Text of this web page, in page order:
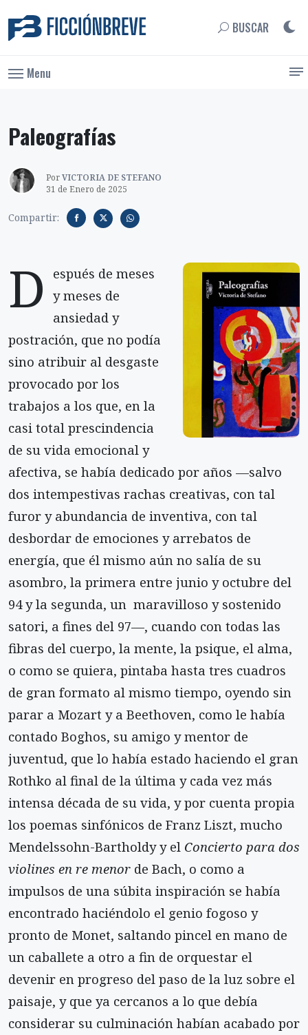
BUSCAR
Menu
Paleografías
PorVICTORIA DE STEFANO
31 de Enero de 2025
Compartir:
D
espués de meses
y meses de
ansiedad y
postración, que no podía
sino atribuir al desgaste
provocado por los
trabajos a los que, en la
casi total prescindencia
de su vida emocional y
afectiva, se había dedicado por años —salvo
dos intempestivas rachas creativas, con tal
furor y abundancia de inventiva, con tal
desbordar de emociones y arrebatos de
energía, que él mismo aún no salía de su
asombro, la primera entre junio y octubre del
94 y la segunda, un maravilloso y sostenido
satori, a fines del 97—, cuando con todas las
fibras del cuerpo, la mente, la psique, el alma,
o como se quiera, pintaba hasta tres cuadros
de gran formato al mismo tiempo, oyendo sin
parar a Mozart y a Beethoven, como le había
contado Boghos, su amigo y mentor de
juventud, que lo había estado haciendo el gran
Rothko al final de la última y cada vez más
intensa década de su vida, y por cuenta propia
los poemas sinfónicos de Franz Liszt, mucho
Mendelssohn-Bartholdy y el Concierto para dos
violines en re menor de Bach, o como a
impulsos de una súbita inspiración se había
encontrado haciéndolo el genio fogoso y
pronto de Monet, saltando pincel en mano de
un caballete a otro a fin de orquestar el
devenir en progreso del paso de la luz sobre el
paisaje, y que ya cercanos a lo que debía
considerar su culminación habían acabado por